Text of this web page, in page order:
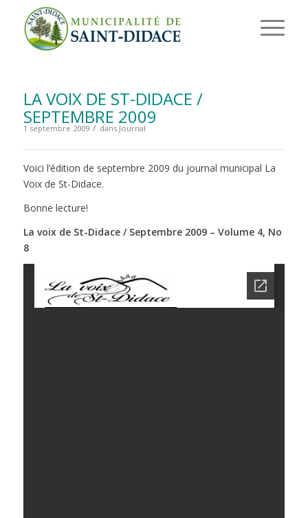
LA VOIX DE ST-DIDACE /
SEPTEMBRE 2009
1 septembre 2009 / dans Journal
Voici l’édition de septembre 2009 du journal municipal La
Voix de St-Didace.
Bonne lecture!
La voix de St-Didace / Septembre 2009 – Volume 4, No
8